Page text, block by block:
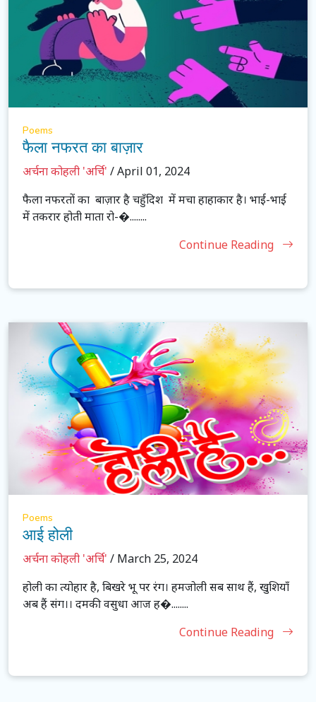
Poems
फैला नफरत का बाज़ार
अर्चना कोहली 'अर्चि' / April 01, 2024
फैला नफरतों का बाज़ार है चहुँदिश में मचा हाहाकार है। भाई-भाई
में तकरार होती माता रो-�........
Continue Reading
Poems
आई होली
अर्चना कोहली 'अर्चि' / March 25, 2024
होली का त्योहार है, बिखरे भू पर रंग। हमजोली सब साथ हैं, खुशियाँ
अब हैं संग।। दमकी वसुधा आज ह�........
Continue Reading